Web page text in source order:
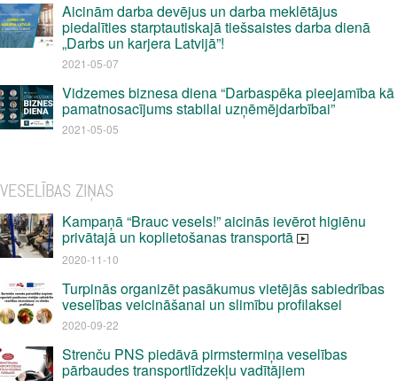
Aicinām darba devējus un darba meklētājus
piedalīties starptautiskajā tiešsaistes darba dienā
„Darbs un karjera Latvijā”!
2021-05-07
Vidzemes biznesa diena “Darbaspēka pieejamība kā
pamatnosacījums stabilai uzņēmējdarbībai”
2021-05-05
VESELĪBAS ZIŅAS
Kampaņā “Brauc vesels!” aicinās ievērot higiēnu
privātajā un koplietošanas transportā
2020-11-10
Turpinās organizēt pasākumus vietējās sabiedrības
veselības veicināšanai un slimību profilaksei
2020-09-22
Strenču PNS piedāvā pirmstermiņa veselības
pārbaudes transportlīdzekļu vadītājiem